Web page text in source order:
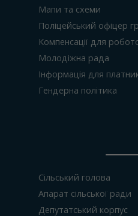
Мапи та схеми
Поліцейський офіцер
Компенсації для
Молодіжна рада
Інформація для
Гендерна політика
Сільський голова
Апарат сільської ради
Депутатський корпус